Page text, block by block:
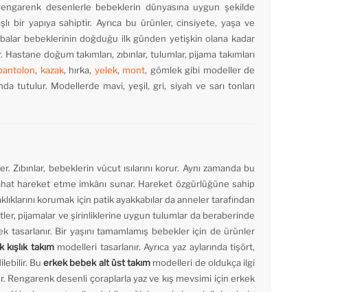
desenlerle bebeklerin dünyasına uygun şekilde
bir yapıya sahiptir. Ayrıca bu ürünler, cinsiyete, yaşa ve
bebeklerinin doğduğu ilk günden yetişkin olana kadar
doğum takımları, zıbınlar, tulumlar, pijama takımları
, kazak, hırka, yelek, mont, gömlek gibi modeller de
tutulur. Modellerde mavi, yeşil, gri, siyah ve sarı tonları
Zıbınlar, bebeklerin vücut ısılarını korur. Aynı zamanda bu
hareket etme imkânı sunar. Hareket özgürlüğüne sahip
korumak için patik ayakkabılar da anneler tarafından
pijamalar ve şirinliklerine uygun tulumlar da beraberinde
tasarlanır. Bir yaşını tamamlamış bebekler için de ürünler
takımmodelleri tasarlanır. Ayrıca yaz aylarında tişört,
Buerkek bebek alt üst takım modelleri de oldukça ilgi
Rengarenk desenli çoraplarla yaz ve kış mevsimi için erkek